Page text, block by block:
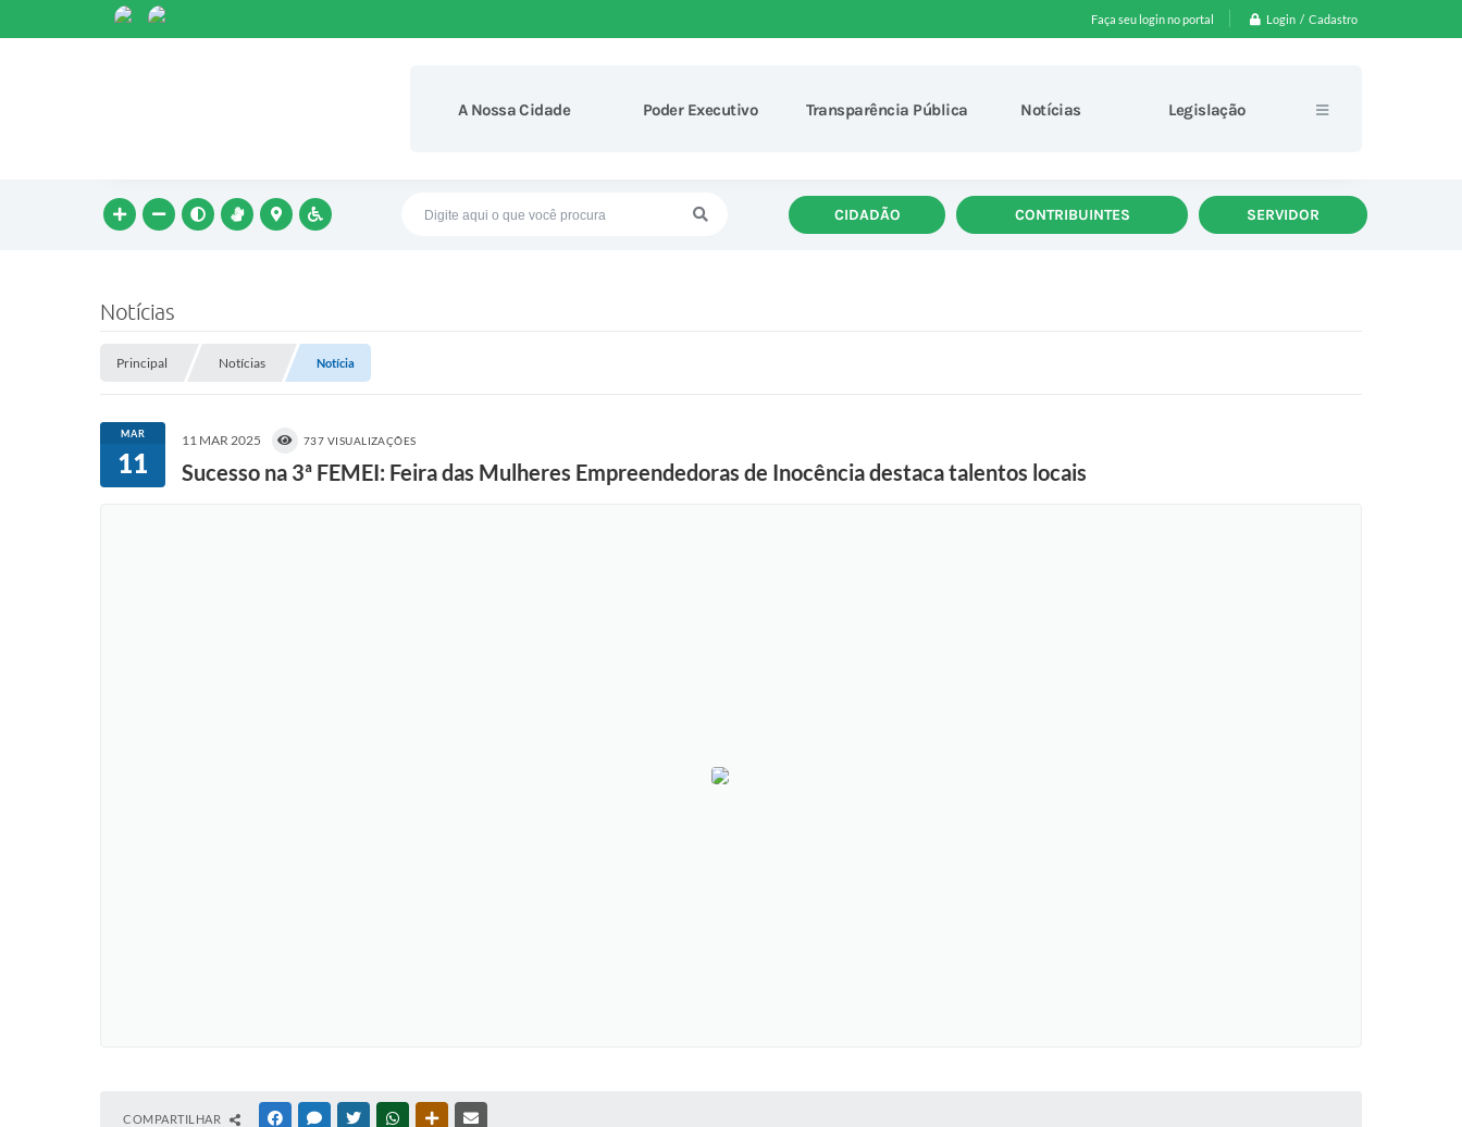
Faça seu login no portal Login / Cadastro
A Nossa Cidade Poder Executivo Transparência Pública Notícias Legislação
CIDADÃO CONTRIBUINTES SERVIDOR
Notícias
Principal Notícias Notícia
MAR
11
11 MAR 2025 737 VISUALIZAÇÕES
Sucesso na 3ª FEMEI: Feira das Mulheres Empreendedoras de Inocência destaca talentos locais
COMPARTILHAR FACEBOOKMESSENGER
TWITTERWHATSAPPOUTRAS MÍDIAS